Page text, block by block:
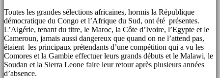
Toutes les grandes sélections africaines, hormis la République
démocratique du Congo et l’Afrique du Sud, ont été présentes.
L’Algérie, tenant du titre, le Maroc, la Côte d’Ivoire, l’Egypte et le
Cameroun, jamais aussi dangereux que quand on ne l’attend pas,
étaient les principaux prétendants d’une compétition qui a vu les
Comores et la Gambie effectuer leurs grands débuts et le Malawi, le
Soudan et la Sierra Leone faire leur retour après plusieurs années
d’absence.